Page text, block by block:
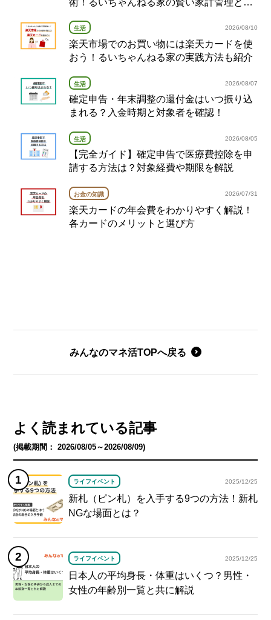
生活 2026/08/10
楽天市場でのお買い物には楽天カードを使
おう！るいちゃんねる家の実践方法も紹介
生活 2026/08/07
確定申告・年末調整の還付金はいつ振り込
まれる？入金時期と対象者を確認！
生活 2026/08/05
【完全ガイド】確定申告で医療費控除を申
請する方法は？対象経費や期限を解説
お金の知識 2026/07/31
楽天カードの年会費をわかりやすく解説！
各カードのメリットと選び方
みんなのマネ活TOPへ戻る
よく読まれている記事
(掲載期間： 2026/08/05～2026/08/09)
ライフイベント 2025/12/25
新札（ピン札）を入手する9つの方法！新札
NGな場面とは？
ライフイベント 2025/12/25
日本人の平均身長・体重はいくつ？男性・
女性の年齢別一覧と共に解説